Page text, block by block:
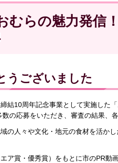
むらの魅力発信
うございました
結10周年記念事業として実施した
の応募をいただき、審査の結果、
の人々や文化・地元の食材を活か
ア賞・優秀賞）をもとに市のPR動